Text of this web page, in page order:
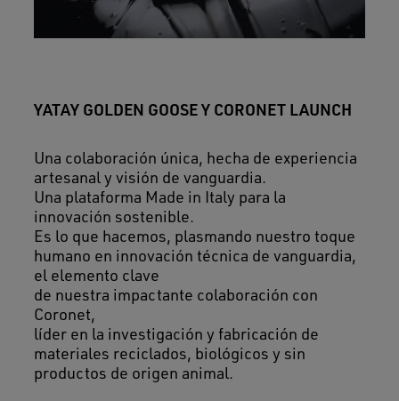
YATAY GOLDEN GOOSE Y CORONET LAUNCH
Una colaboración única, hecha de experiencia
artesanal y visión de vanguardia.
Una plataforma Made in Italy para la
innovación sostenible.
Es lo que hacemos, plasmando nuestro toque
humano en innovación técnica de vanguardia,
el elemento clave
de nuestra impactante colaboración con
Coronet,
líder en la investigación y fabricación de
materiales reciclados, biológicos y sin
productos de origen animal.